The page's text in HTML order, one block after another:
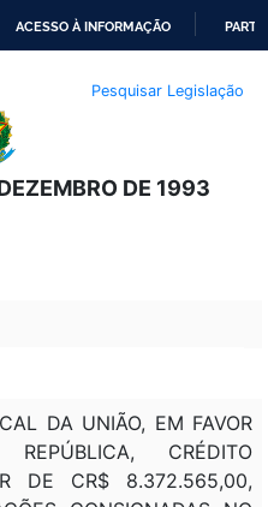
ACESSO À INFORMAÇÃO
Pesquisar Legislação
DE 1993
DA UNIÃO, EM FAVOR
CRÉDITO
DE CR$ 8.372.565,00,